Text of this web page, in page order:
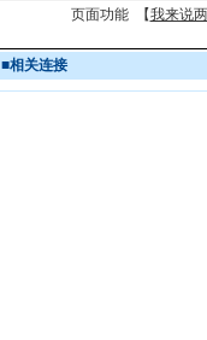
页面功能 【我来说
■相关连接